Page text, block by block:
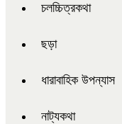
চলচ্চিত্রকথা
ছড়া
ধারাবাহিক উপন্যাস
নাট্যকথা